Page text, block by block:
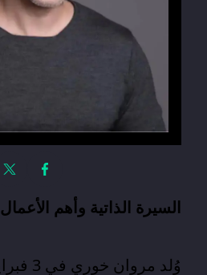
السيرة الذاتية وأهم الأعمال
وُلد مروان خوري